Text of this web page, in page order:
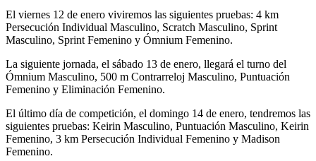
El viernes 12 de enero viviremos las siguientes pruebas: 4 km
Persecución Individual Masculino, Scratch Masculino, Sprint
Masculino, Sprint Femenino y Ómnium Femenino.
La siguiente jornada, el sábado 13 de enero, llegará el turno del
Ómnium Masculino, 500 m Contrarreloj Masculino, Puntuación
Femenino y Eliminación Femenino.
El último día de competición, el domingo 14 de enero, tendremos las
siguientes pruebas: Keirin Masculino, Puntuación Masculino, Keirin
Femenino, 3 km Persecución Individual Femenino y Madison
Femenino.